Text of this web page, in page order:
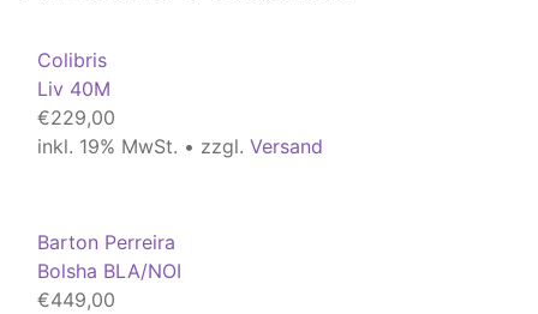
Colibris
Liv 40M
€229,00
inkl. 19% MwSt. • zzgl. Versand
Barton Perreira
Bolsha BLA/NOI
€449,00